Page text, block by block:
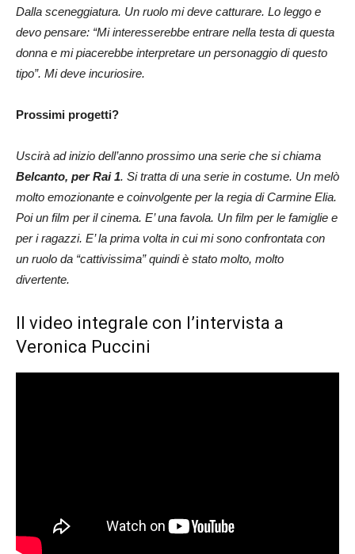
Dalla sceneggiatura. Un ruolo mi deve catturare. Lo leggo e
devo pensare: “Mi interesserebbe entrare nella testa di questa
donna e mi piacerebbe interpretare un personaggio di questo
tipo”. Mi deve incuriosire.
Prossimi progetti?
Uscirà ad inizio dell’anno prossimo una serie che si chiama
Belcanto, per Rai 1. Si tratta di una serie in costume. Un melò
molto emozionante e coinvolgente per la regia di Carmine Elia.
Poi un film per il cinema. E’ una favola. Un film per le famiglie e
per i ragazzi. E’ la prima volta in cui mi sono confrontata con
un ruolo da “cattivissima” quindi è stato molto, molto
divertente.
Il video integrale con l’intervista a
Veronica Puccini